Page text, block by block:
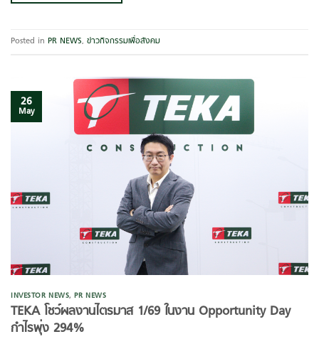
Posted in PR NEWS, ข่าวกิจกรรมเพื่อสังคม
26
May
INVESTOR NEWS,PR NEWS
TEKA โชว์ผลงานไตรมาส 1/69 ในงาน Opportunity Day
กำไรพุ่ง 294%